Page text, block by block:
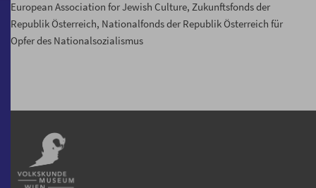
European Association for Jewish Culture, Zukunftsfonds der
Republik Österreich, Nationalfonds der Republik Österreich für
Opfer des Nationalsozialismus